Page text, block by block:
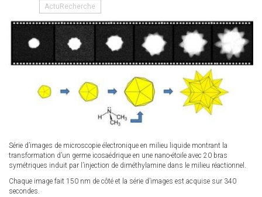
ActuRecherche
Série d’images de microscopie électronique en milieu liquide montrant la
transformation d’un germe icosaédrique en une nano-étoile avec 20 bras
symétriques induit par l’injection de diméthylamine dans le milieu réactionnel.
Chaque image fait 150 nm de côté et la série d’images est acquise sur 340
secondes.